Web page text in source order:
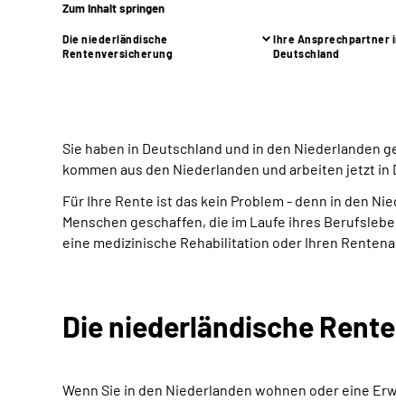
Zum Inhalt springen
Die niederländische
Rentenversicherung
Ihre Ansprechpartner
Deutschland
Sie haben in Deutschland und in den Niederlanden
kommen aus den Niederlanden und arbeiten jetzt in
Für Ihre Rente ist das kein Problem - denn in den
Menschen geschaffen, die im Laufe ihres
eine medizinische Rehabilitation oder Ihren
Die niederländische
Wenn Sie in den Niederlanden wohnen oder eine